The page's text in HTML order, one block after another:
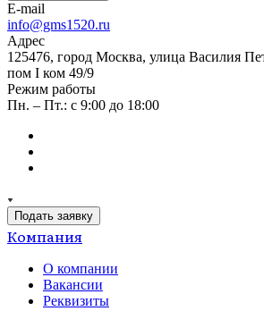
E-mail
info@gms1520.ru
Адрес
125476, город Москва, улица Василия
пом I ком 49/9
Режим работы
Пн. – Пт.: с 9:00 до 18:00
Подать заявку
Компания
О компании
Вакансии
Реквизиты